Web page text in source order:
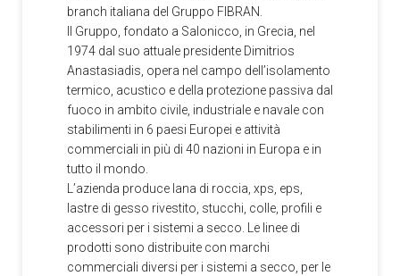
branch italiana del Gruppo FIBRAN.
Il Gruppo, fondato a Salonicco, in Grecia, nel
1974 dal suo attuale presidente Dimitrios
Anastasiadis, opera nel campo dell’isolamento
termico, acustico e della protezione passiva dal
fuoco in ambito civile, industriale e navale con
stabilimenti in 6 paesi Europei e attività
commerciali in più di 40 nazioni in Europa e in
tutto il mondo.
L’azienda produce lana di roccia, xps, eps,
lastre di gesso rivestito, stucchi, colle, profili e
accessori per i sistemi a secco. Le linee di
prodotti sono distribuite con marchi
commerciali diversi per i sistemi a secco, per le